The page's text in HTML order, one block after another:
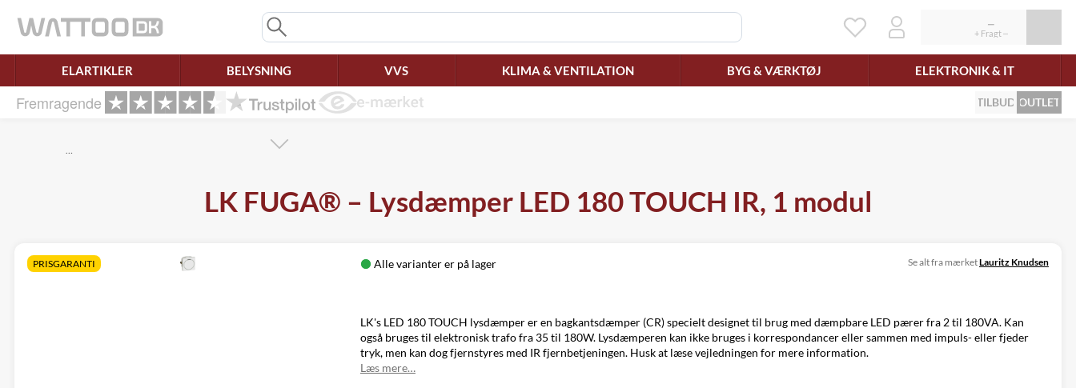
ELARTIKLER BELYSNING VVS KLIMA & VENTILATION BYG & VÆRKTØJ ELEKTRONIK & IT
Fremragende TILBUD OUTLET
…
LK FUGA® – Lysdæmper LED 180 TOUCH IR, 1 modul
PRISGARANTI Alle varianter er på lager Se alt fra mærketLauritz Knudsen
LK's LED 180 TOUCH lysdæmper er en bagkantsdæmper (CR) specielt designet til brug med dæmpbare LED pærer fra 2 til 180VA. Kan
også bruges til elektronisk trafo fra 35 til 180W. Lysdæmperen kan ikke bruges i korrespondancer eller sammen med impuls- eller fjeder
tryk, men kan dog fjernstyres med IR fjernbetjeningen. Husk at læse vejledningen for mere information.
Læs mere…
Ret samtykke!